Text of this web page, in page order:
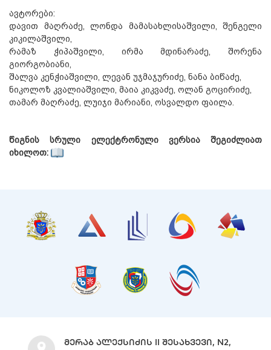
ავტორები:
დავით მაღრაძე, ლონდა მამასახლისაშვილი, შენგელი
კიკილაშვილი,
რამაზ ჭიპაშვილი, ირმა მდინარაძე, შორენა
გიორგობიანი,
შალვა კენჭიაშვილი, ლევან უჯმაჯურიძე, ნანა ბიწაძე,
ნიკოლოზ კვალიაშვილი, მაია კიკვაძე, ოლან გოცირიძე,
თამარ მაღრაძე, ლუიჯი მარიანი, ოსვალდო ფაილა.
წიგნის სრული ელექტრონული ვერსია შეგიძლიათ
იხილოთ:
ᲛᲔᲠᲐᲑ ᲐᲚᲔᲥᲡᲘᲫᲘᲡ II ᲨᲔᲡᲐᲮᲕᲔᲕᲘ, N2,